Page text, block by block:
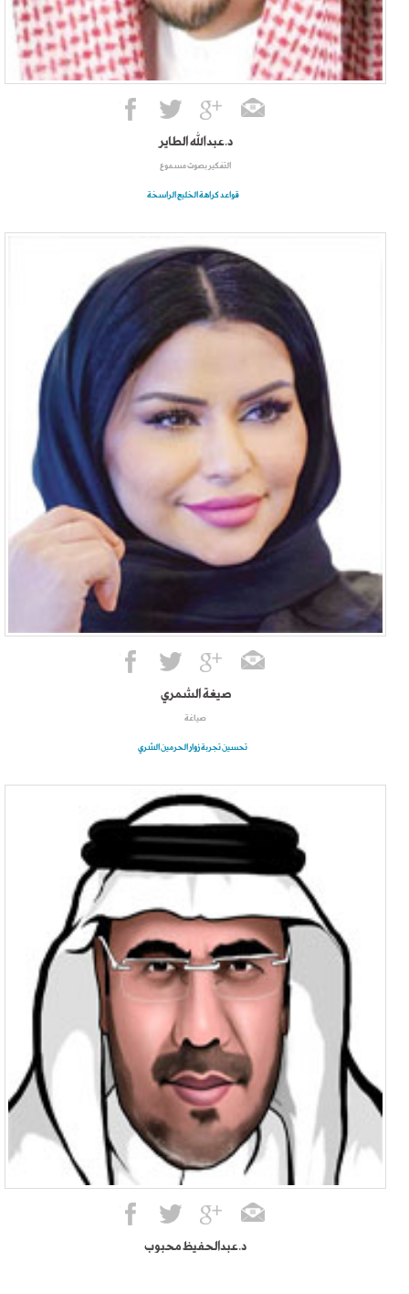
د.عبدالله الطاير
التفكير بصوت مسموع
قواعد كراهة الخليج الراسخة
صيغة الشمري
صياغة
تحسين تجربة زوار الحرمين الشري
د.عبدالحفيظ محبوب